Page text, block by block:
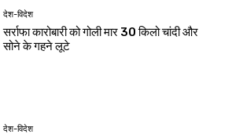
देश-विदेश
सर्राफा कारोबारी को गोली मार 30 किलो चांदी और
सोने के गहने लूटे
देश-विदेश